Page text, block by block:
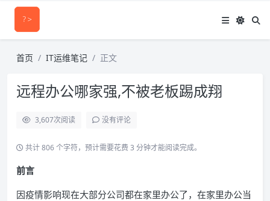
首页 IT运维笔记 正文
远程办公哪家强,不被老板踢成翔
3,607次阅读 没有评论
共计 806 个字符，预计需要花费 3 分钟才能阅读完成。
前言
因疫情影响现在大部分公司都在家里办公了，在家里办公当